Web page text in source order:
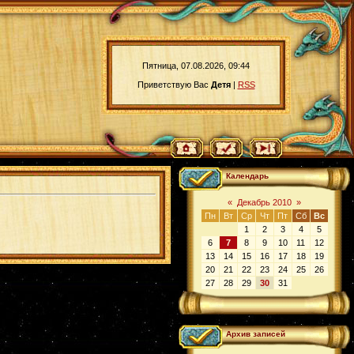
Пятница, 07.08.2026, 09:44
Приветствую Вас Детя| RSS
Календарь
« Декабрь 2010 »
Пн
Вт Ср Чт Пт Сб
Вс
1
2 3 4
5
6
7 8 9 10 11
12
13
14 15 16 17 18
19
20
21 22 23 24 25
26
27
28 29 30 31
Архив записей